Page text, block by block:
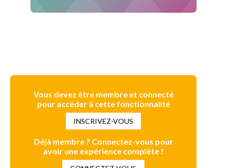
Vous devez être membre et connecté
pour accéder à cette fonctionnalité
INSCRIVEZ-VOUS
Déjà membre ? Connectez-vous pour
avoir une expérience complète !